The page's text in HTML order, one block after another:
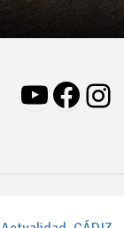
YouTube